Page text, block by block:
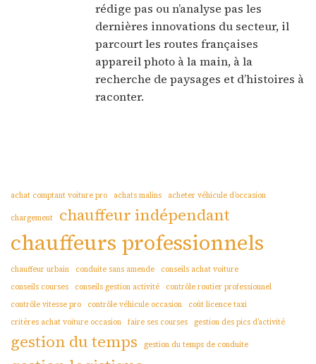
rédige pas ou n’analyse pas les
dernières innovations du secteur, il
parcourt les routes françaises
appareil photo à la main, à la
recherche de paysages et d’histoires à
raconter.
achat comptant voiture pro achats malins acheter véhicule d’occasion
chargement chauffeur indépendant
chauffeurs professionnels
chauffeur urbain conduite sans amende
conseils achat voiture
conseils courses
conseils gestion activité
contrôle routier professionnel
contrôle vitesse pro
contrôle véhicule occasion
coût licence taxi
critères achat voiture occasion faire ses courses gestion des pics d’activité
gestion du temps gestion du temps de conduite